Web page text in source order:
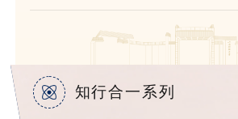
知行合一系列